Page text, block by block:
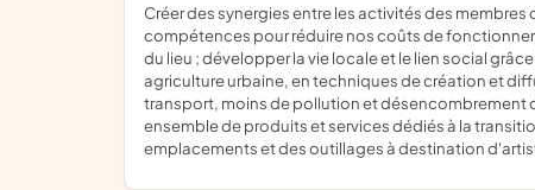
créer des synergies entre les activités des membres de l'association afin de développer des projets d'innovation sociale et environnementale ; mutualiser des moyens et
compétences pour réduire nos coûts de
du lieu ; développer la vie locale et le lien social
agriculture urbaine, en techniques de création et
transport, moins de pollution et désencombrement
ensemble de produits et services dédiés à la
emplacements et des outillages à destination